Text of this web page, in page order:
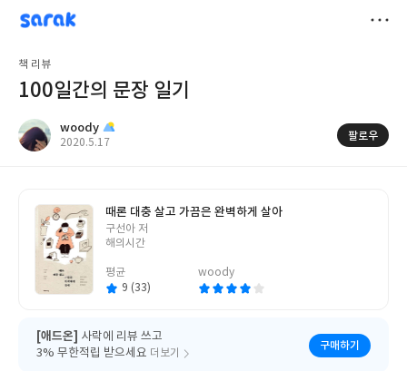
sarak
woody
책 리뷰
100일간의 문장 일기
woody
작
2020.5.17
팔로우
때론 대충 살고 가끔은 완벽하게 살아
글
쓴
구선아 저
해의시간
평균
9 (33)
woody
[애드온] 사락에 리뷰 쓰고
3% 무한적립 받으세요 더보기
구매하기